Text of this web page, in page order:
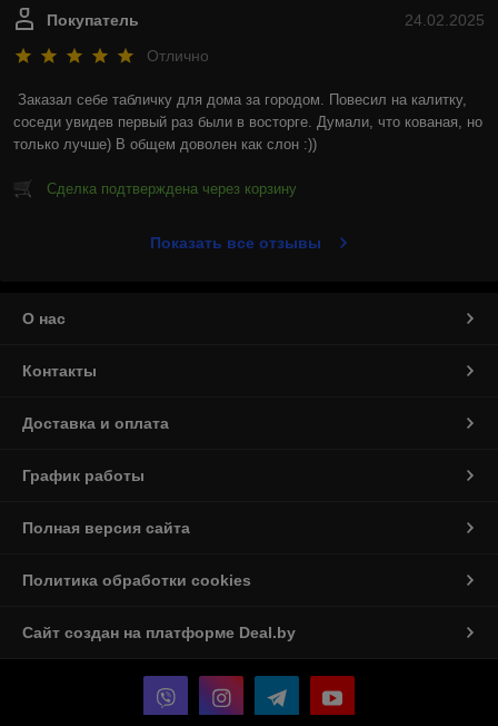
24.02.2025
Покупатель
Отлично
Заказал себе табличку для дома за городом. Повесил на калитку,
соседи увидев первый раз были в восторге. Думали, что кованая, но
только лучше) В общем доволен как слон :))
Сделка подтверждена через корзину
Показать все отзывы
О нас
Контакты
Доставка и оплата
График работы
Полная версия сайта
Политика обработки cookies
Сайт создан на платформе Deal.by